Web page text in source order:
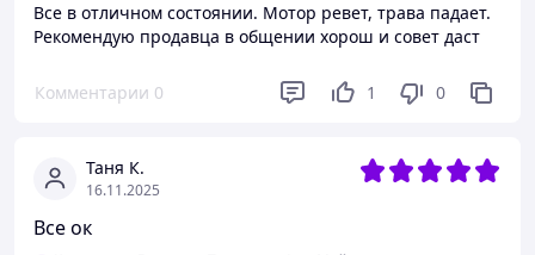
Все в отличном состоянии. Мотор ревет, трава падает.
Рекомендую продавца в общении хорош и совет даст
Комментарии 0 1 0
Таня К.
16.11.2025
Все ок